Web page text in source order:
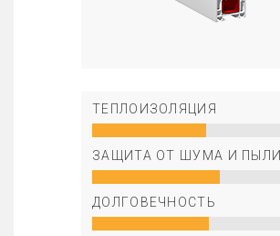
ТЕПЛОИЗОЛЯЦИЯ
ЗАЩИТА ОТ ШУМА И ПЫЛИ
ДОЛГОВЕЧНОСТЬ